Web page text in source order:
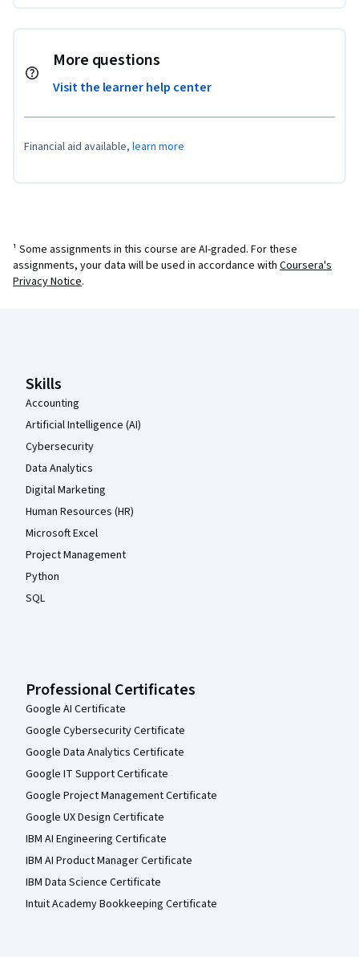
More questions
Visit the learner help center
Financial aid available, learn more
¹ Some assignments in this course are AI-graded. For these
assignments, your data will be used in accordance with Coursera's
Privacy Notice.
Skills
Accounting
Artificial Intelligence (AI)
Cybersecurity
Data Analytics
Digital Marketing
Human Resources (HR)
Microsoft Excel
Project Management
Python
SQL
Professional Certificates
Google AI Certificate
Google Cybersecurity Certificate
Google Data Analytics Certificate
Google IT Support Certificate
Google Project Management Certificate
Google UX Design Certificate
IBM AI Engineering Certificate
IBM AI Product Manager Certificate
IBM Data Science Certificate
Intuit Academy Bookkeeping Certificate